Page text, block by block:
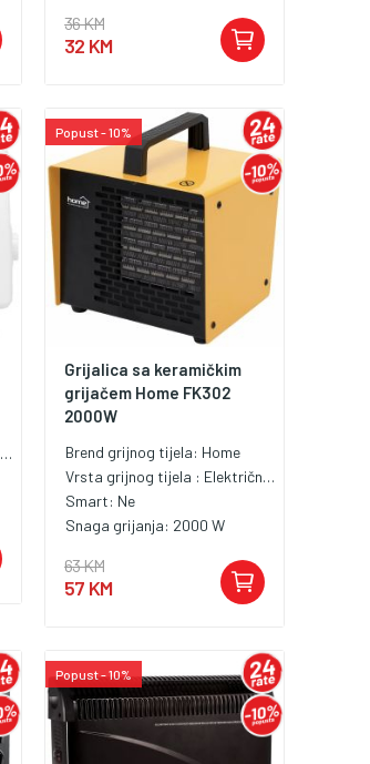
36 KM
32 KM
Popust - 10%
Grijalica sa keramičkim
grijačem Home FK302
2000W
Brend grijnog tijela: Home
Vrsta grijnog tijela : Električna grijalica
Smart: Ne
Snaga grijanja: 2000 W
63 KM
57 KM
Popust - 10%